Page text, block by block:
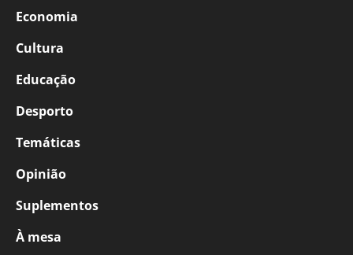
Economia
Cultura
Educação
Desporto
Temáticas
Opinião
Suplementos
À mesa